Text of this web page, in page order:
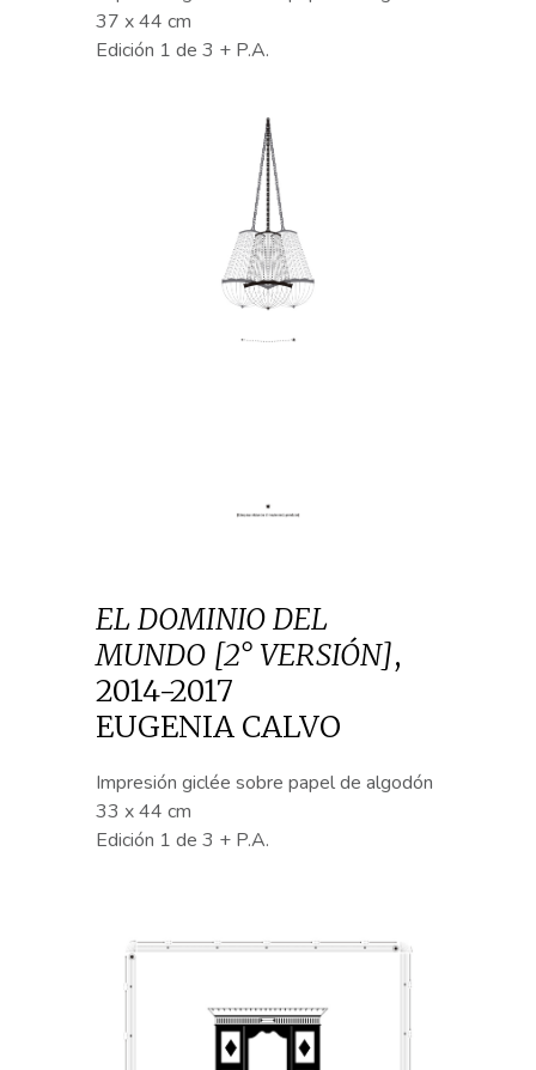
37 x 44 cm
Edición 1 de 3 + P.A.
EL DOMINIO DEL
MUNDO [2° VERSIÓN],
2014-2017
EUGENIA CALVO
Impresión giclée sobre papel de algodón
33 x 44 cm
Edición 1 de 3 + P.A.